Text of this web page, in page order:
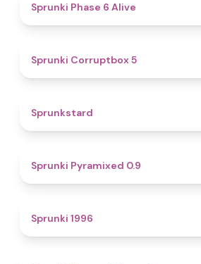
Sprunki Phase 6 Alive
Sprunki Corruptbox 5
Sprunkstard
Sprunki Pyramixed 0.9
Sprunki 1996